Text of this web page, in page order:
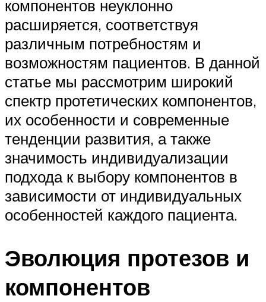
компонентов неуклонно
расширяется, соответствуя
различным потребностям и
возможностям пациентов. В данной
статье мы рассмотрим широкий
спектр протетических компонентов,
их особенности и современные
тенденции развития, а также
значимость индивидуализации
подхода к выбору компонентов в
зависимости от индивидуальных
особенностей каждого пациента.
Эволюция протезов и
компонентов